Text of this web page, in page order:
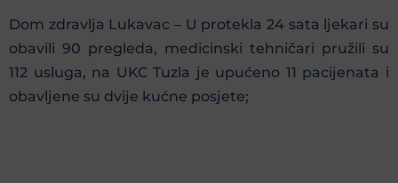
Dom zdravlja Lukavac – U protekla 24 sata ljekari su
obavili 90 pregleda, medicinski tehničari pružili su
112 usluga, na UKC Tuzla je upućeno 11 pacijenata i
obavljene su dvije kućne posjete;